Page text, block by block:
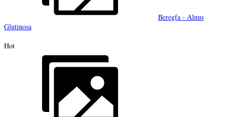
Beregfa - Alnus
Glutinosa
Hot